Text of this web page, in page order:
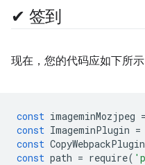
✔︎ 签到
现在，您的代码应如下所示
const imageminMozjpeg =
const ImageminPlugin =
const CopyWebpackPlugin
const path = require(